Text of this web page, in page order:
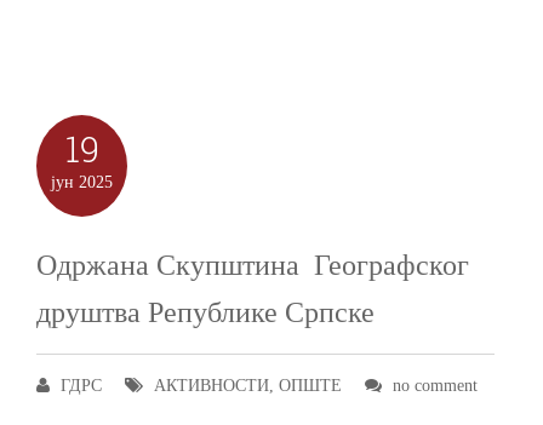
19
јун 2025
Одржана Скупштина Географског
друштва Републике Српске
ГДРС АКТИВНОСТИ, ОПШТЕ no comment